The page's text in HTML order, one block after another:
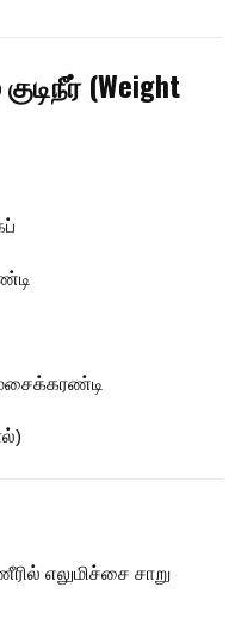
(Weight
எலுமிச்சை சாறு